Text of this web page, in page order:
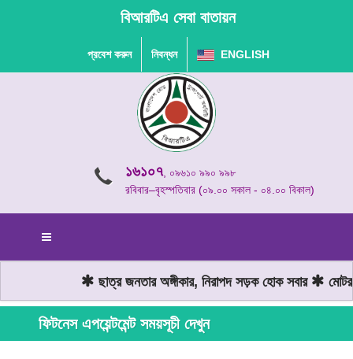
বিআরটিএ সেবা বাতায়ন
প্রবেশ করুন নিবন্ধন ENGLISH
১৬১০৭, ০৯৬১০ ৯৯০ ৯৯৮
রবিবার–বৃহস্পতিবার (০৯.০০ সকাল - ০৪.০০ বিকাল)
ছাত্র জনতার অঙ্গীকার, নিরাপদ সড়ক হোক সবার
ফিটনেস এপয়েন্টমেন্ট সময়সূচী দেখুন